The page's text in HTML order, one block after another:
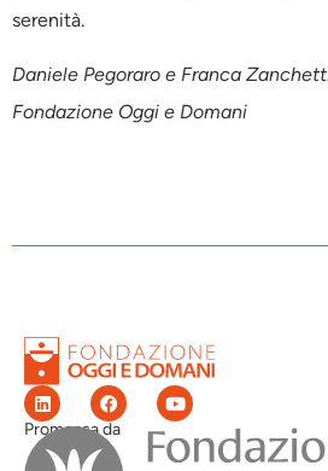
serenità.
Daniele Pegoraro e Franca
Fondazione Oggi e Domani
Promossa da